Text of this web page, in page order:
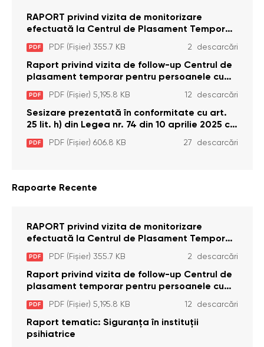
RAPORT privind vizita de monitorizare
efectuată la Centrul de Plasament Temporar
pentru Persoane cu Dizabilități (Adulte) din s.
Brînzeni, r. Edineț, din data de 25 mai 2026
PDF PDF (Fișier) 355.7 KB 2 descarcări
Raport privind vizita de follow-up Centrul de
plasament temporar pentru persoanele cu
dizabilități (adulte) Bădiceni, Soroca (11 iunie
2026)
PDF PDF (Fișier) 5,195.8 KB 12 descarcări
Sesizare prezentată în conformitate cu art.
25 lit. h) din Legea nr. 74 din 10 aprilie 2025 cu
privire la Curtea Constituțională şi art. 26 din
Legea cu privire la Avocatul Poporului
PDF PDF (Fișier) 606.8 KB 27 descarcări
Rapoarte Recente
RAPORT privind vizita de monitorizare
efectuată la Centrul de Plasament Temporar
pentru Persoane cu Dizabilități (Adulte) din s.
Brînzeni, r. Edineț, din data de 25 mai 2026
PDF PDF (Fișier) 355.7 KB 2 descarcări
Raport privind vizita de follow-up Centrul de
plasament temporar pentru persoanele cu
dizabilități (adulte) Bădiceni, Soroca (11 iunie
2026)
PDF PDF (Fișier) 5,195.8 KB 12 descarcări
Raport tematic: Siguranța în instituții
psihiatrice